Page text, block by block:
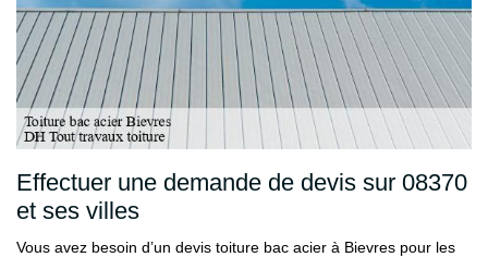
Effectuer une demande de devis sur 08370
et ses villes
Vous avez besoin d’un devis toiture bac acier à Bievres pour les